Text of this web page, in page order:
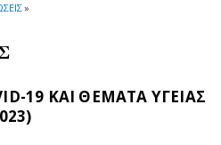
»
19 ΚΑΙ ΘΕΜΑΤΑ ΥΓΕΙΑΣ